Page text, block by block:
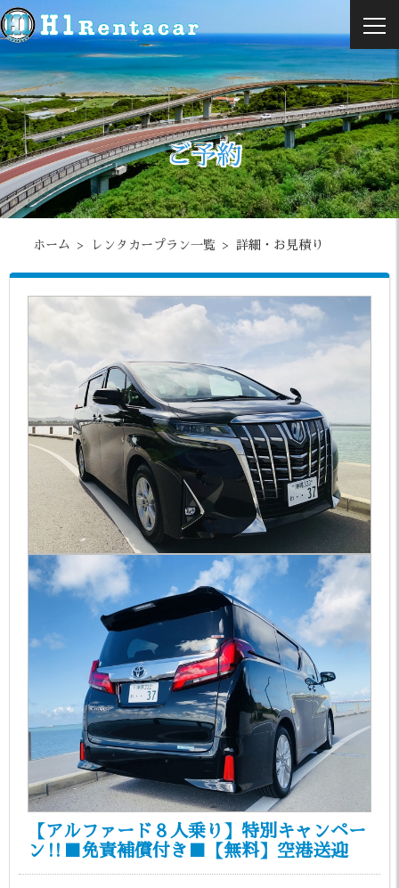
ご予約
ホーム レンタカープラン一覧 詳細・お見積り
【アルファード８人乗り】特別キャンペー
ン‼■免責補償付き■【無料】空港送迎